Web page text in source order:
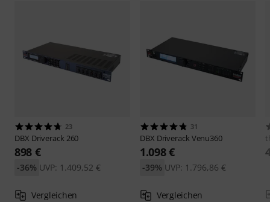
23
DBX Driverack 260
898 €
UVP: 1.409,52 €
-36%
Vergleichen
31
DBX Driverack Venu360
1.098 €
UVP: 1.796,86 €
-39%
Vergleichen